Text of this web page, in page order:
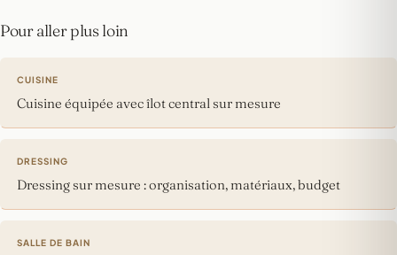
Pour aller plus loin
CUISINE
Cuisine équipée avec îlot central sur mesure
DRESSING
Dressing sur mesure : organisation, matériaux, budget
SALLE DE BAIN